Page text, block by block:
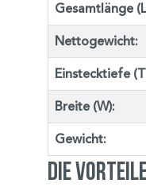
Gesamtlänge
Nettogewicht:
Einstecktiefe
Breite (W):
Gewicht:
Die